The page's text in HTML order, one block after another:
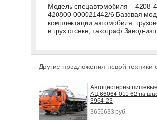
Модель спецавтомобиля – 4208-
420800-000021442/6 Базовая
комплектации автомобиля:
в груз.отсеке, тахограф Завод-
Другие предложения новой техники
Автоцистерны
АЦ 66064-011-62 на
3964-23
3656633 руб.